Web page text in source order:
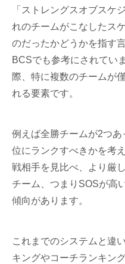
「ストレングスオブスケ
れのチームがこなしたス
のだったかどうかを指す
BCSでも参考にされてい
際、特に複数のチームが
れる要素です。
例えば全勝チームが2つ
位にランクすべきかを考
戦相手を見比べ、より厳
チーム、つまりSOSが高
傾向があります。
これまでのシステムと違
キングやコーチランキン